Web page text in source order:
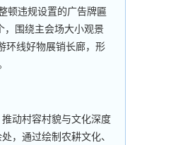
顿违规设置的广告牌匾
，围绕主会场大小观景
环线好物展销长廊，形
动村容村貌与文化深度
，通过绘制农耕文化、